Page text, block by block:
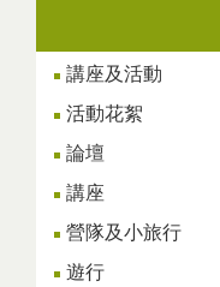
講座及活動
活動花絮
論壇
講座
營隊及小旅行
遊行